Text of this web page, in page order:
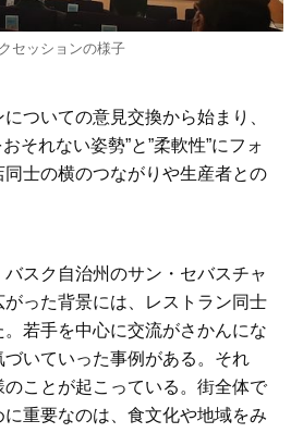
セッションの様子
ついての意見交換から始まり、
それない姿勢”と”柔軟性”にフォ
士の横のつながりや生産者との
スク自治州のサン・セバスチャ
った背景には、レストラン同士
若手を中心に交流がさかんにな
いていった事例がある。それ
ことが起こっている。街全体で
重要なのは、食文化や地域をみ